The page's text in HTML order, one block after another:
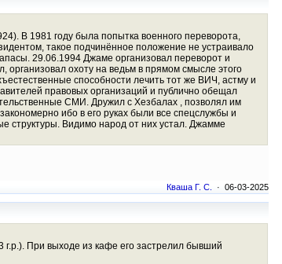
В 1981 году была попытка военного переворота,
такое подчинённое положение не устраивало
29.06.1994 Джаме организовал переворот и
охоту на ведьм в прямом смысле этого
способности лечить тот же ВИЧ, астму и
правовых организаций и публично обещал
СМИ. Дружил с Хезбалах , позволял им
ибо в его руках были все спецслужбы и
структуры. Видимо народ от них устал. Джамме
Кваша Г. С. · 06-03-2025
г.р.). При выходе из кафе его застрелил бывший